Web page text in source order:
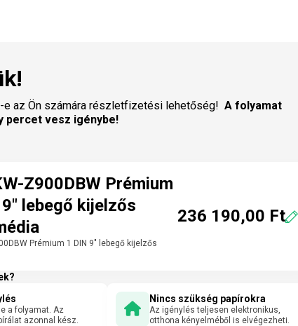
e az Ön számára részletfizetési lehetőség! A folyamat
percet vesz igénybe!
Z900DBW Prémium
lebegő kijelzős
Prémium 1 DIN 9" lebegő kijelzős
236 190,00 Ft
a folyamat. Az
azonnal kész.
Nincs szükség papírokra
Az igénylés teljesen elektronikus,
otthona kényelméből is elvégezheti.